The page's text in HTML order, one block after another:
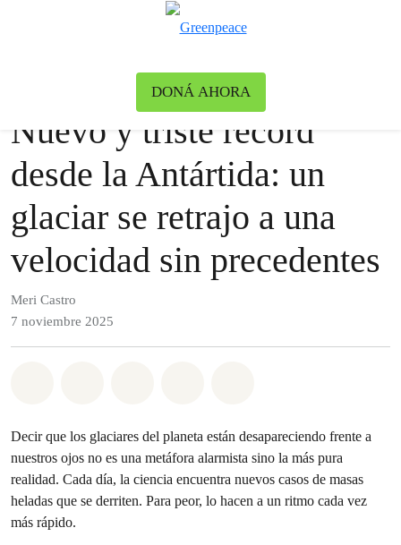
DONÁ AHORA
Clima y Energía
Nuevo y triste récord
desde la Antártida: un
glaciar se retrajo a una
velocidad sin precedentes
Meri Castro
7 noviembre 2025
Decir que los glaciares del planeta están desapareciendo frente a
nuestros ojos no es una metáfora alarmista sino la más pura
realidad. Cada día, la ciencia encuentra nuevos casos de masas
heladas que se derriten. Para peor, lo hacen a un ritmo cada vez
más rápido.